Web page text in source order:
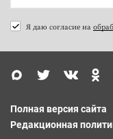
Я даю согласие на
Полная версия сайта
Редакционная